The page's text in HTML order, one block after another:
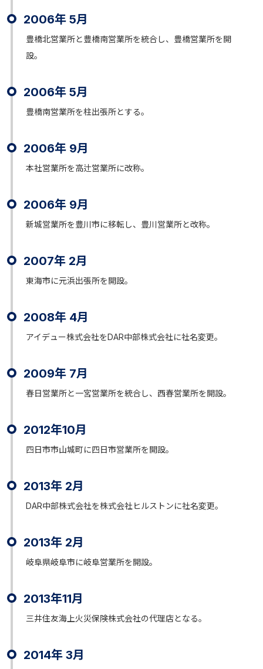
2006年 5月
豊橋北営業所と豊橋南営業所を統合し、豊橋営業所を開
設。
2006年 5月
豊橋南営業所を柱出張所とする。
2006年 9月
本社営業所を高辻営業所に改称。
2006年 9月
新城営業所を豊川市に移転し、豊川営業所と改称。
2007年 2月
東海市に元浜出張所を開設。
2008年 4月
アイデュー株式会社をDAR中部株式会社に社名変更。
2009年 7月
春日営業所と一宮営業所を統合し、西春営業所を開設。
2012年10月
四日市市山城町に四日市営業所を開設。
2013年 2月
DAR中部株式会社を株式会社ヒルストンに社名変更。
2013年 2月
岐阜県岐阜市に岐阜営業所を開設。
2013年11月
三井住友海上火災保険株式会社の代理店となる。
2014年 3月